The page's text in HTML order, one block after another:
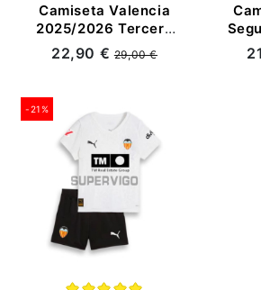
Camiseta Valencia
2025/2026 Tercera
Equipación
Amarillo/Rojo/Azul
22,90 €29,00 €
-21%